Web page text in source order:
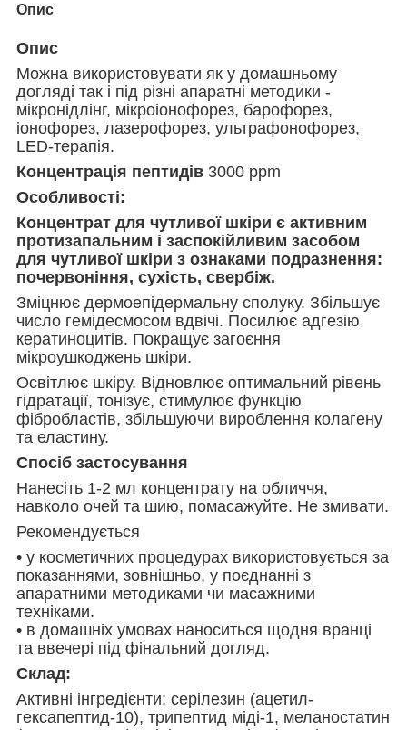
Опис
Опис
Можна використовувати як у домашньому
догляді так і під різні апаратні методики -
мікронідлінг, мікроіонофорез, барофорез,
іонофорез, лазерофорез, ультрафонофорез,
LED-терапія.
Концентрація пептидів 3000 ppm
Особливості:
Концентрат для чутливої ​​шкіри є активним
протизапальним і заспокійливим засобом
для чутливої ​​шкіри з ознаками подразнення:
почервоніння, сухість, свербіж.
Зміцнює дермоепідермальну сполуку. Збільшує
число гемідесмосом вдвічі. Посилює адгезію
кератиноцитів. Покращує загоєння
мікроушкоджень шкіри.
Освітлює шкіру. Відновлює оптимальний рівень
гідратації, тонізує, стимулює функцію
фібробластів, збільшуючи вироблення колагену
та еластину.
Спосіб застосування
Нанесіть 1-2 мл концентрату на обличчя,
навколо очей та шию, помасажуйте. Не змивати.
Рекомендується
• у косметичних процедурах використовується за
показаннями, зовнішньо, у поєднанні з
апаратними методиками чи масажними
техніками.
• в домашніх умовах наноситься щодня вранці
та ввечері під фінальний догляд.
Склад:
Активні інгредієнти: серілезин (ацетил-
гексапептид-10), трипептид міді-1, меланостатин